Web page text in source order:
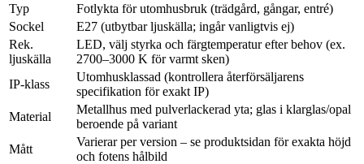
Typ
Fotlykta för utomhusbruk (trädgård, gångar, entré)
Sockel
E27 (utbytbar ljuskälla; ingår vanligtvis ej)
Rek.
ljuskälla
LED, välj styrka och färgtemperatur efter behov (ex.
2700–3000 K för varmt sken)
IP-klass
Utomhusklassad (kontrollera återförsäljarens
specifikation för exakt IP)
Material
Metallhus med pulverlackerad yta; glas i klarglas/opal
beroende på variant
Mått
Varierar per version – se produktsidan för exakta höjd
och fotens hålbild